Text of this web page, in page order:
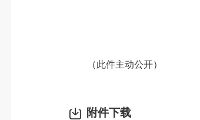
（此件主动公开）
附件下载